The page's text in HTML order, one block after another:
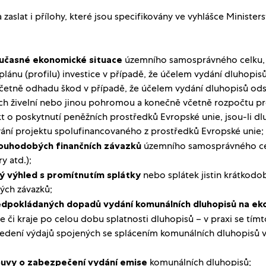
zaslat i přílohy, které jsou specifikovány ve vyhlášce
ekonomické situace územního samosprávného
(profilu) investice v případě, že účelem vydání
odhadu škod v případě, že účelem vydání dluhopisů
živelní nebo jinou pohromou a konečně včetně rozpočtu
o poskytnutí peněžních prostředků Evropské unie, jsou-li
projektu spolufinancovaného z prostředků Evropské unie;
finančních závazků územního samosprávného
atd.);
výhled s promítnutím splátky nebo splátek jistin
závazků;
dopadů vydání komunálních dluhopisů na
či kraje po celou dobu splatnosti dluhopisů – v praxi se
výdajů spojených se splácením komunálních dluhopisů
o zabezpečení vydání emise komunálních dluhopisů;